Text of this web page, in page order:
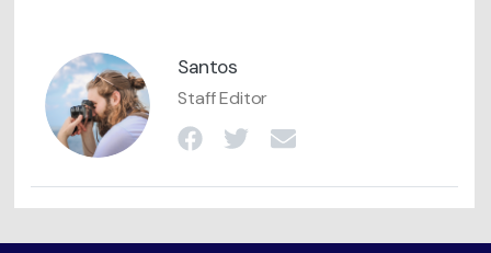
Santos
Staff Editor